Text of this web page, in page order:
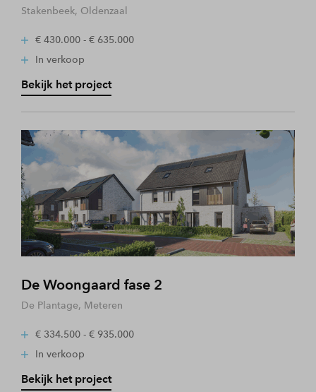
Stakenbeek, Oldenzaal
€ 430.000 - € 635.000
In verkoop
Bekijk het project
De Woongaard fase 2
De Plantage, Meteren
€ 334.500 - € 935.000
In verkoop
Bekijk het project